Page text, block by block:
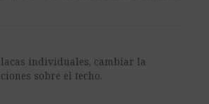
individuales, cambiar la
sobre el techo.